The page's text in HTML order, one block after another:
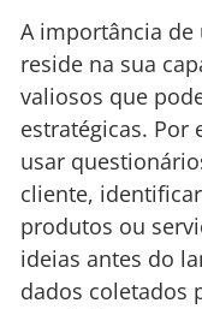
A importância
reside na sua
valiosos que
estratégicas. Por
usar
cliente,
produtos ou
ideias antes do
dados coletados